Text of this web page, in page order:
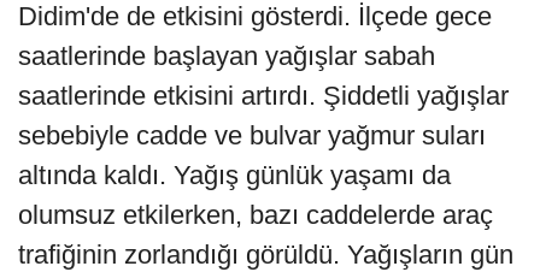
Didim'de de etkisini gösterdi. İlçede gece
saatlerinde başlayan yağışlar sabah
saatlerinde etkisini artırdı. Şiddetli yağışlar
sebebiyle cadde ve bulvar yağmur suları
altında kaldı. Yağış günlük yaşamı da
olumsuz etkilerken, bazı caddelerde araç
trafiğinin zorlandığı görüldü. Yağışların gün